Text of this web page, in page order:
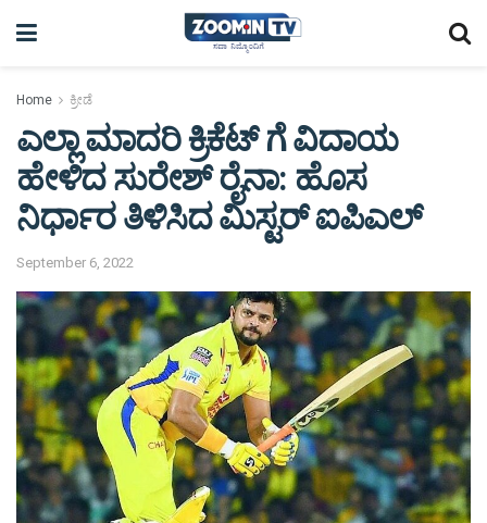
Home ಕ್ರೀಡೆ
ಎಲ್ಲಾ ಮಾದರಿ ಕ್ರಿಕೆಟ್ ಗೆ ವಿದಾಯ
ಹೇಳಿದ ಸುರೇಶ್ ರೈನಾ: ಹೊಸ
ನಿರ್ಧಾರ ತಿಳಿಸಿದ ಮಿಸ್ಟರ್ ಐಪಿಎಲ್
September 6, 2022